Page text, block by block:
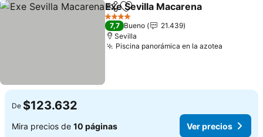
CompartirAgregar a favoritos
Exe Sevilla Macarena
4 Estrellas
7,7 Bueno
21.439
Sevilla
Piscina panorámica en la azotea
De $123.632
Mira precios de 10 páginas Ver precios